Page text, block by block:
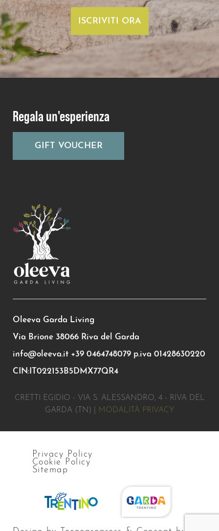
ISCRIVITI ORA
Oleeva Garda Living
Via Brione 38066 Riva del Garda
info@oleeva.it +39 0464748079 p.iva 01428630220
CIN:IT022153B5DMX77QR4
Regala un'esperienza
GIFT VOUCHER
CRETTI EGIDIO - VIA S. ALESSANDRO, 4 - RIVA DEL
GARDA (TN) |
MODALITÀ PRIVACY
Privacy Policy
Cookie Policy
Sitemap